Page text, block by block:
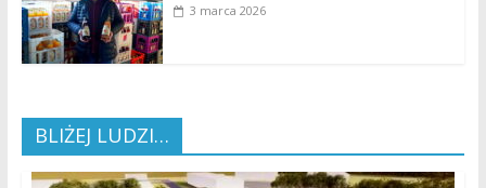
3 marca 2026
BLIŻEJ LUDZI…